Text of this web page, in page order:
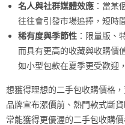
名人與社群媒體效應 ：當某
往往會引發市場追捧，短時
稀有度與季節性 ：限量版、
而具有更高的收藏與收購價
如小型包款在夏季更受歡迎
想獲得理想的二手包收購價格
品牌宣布漲價前、熱門款式斷
常能獲得更優渥的二手包收購價